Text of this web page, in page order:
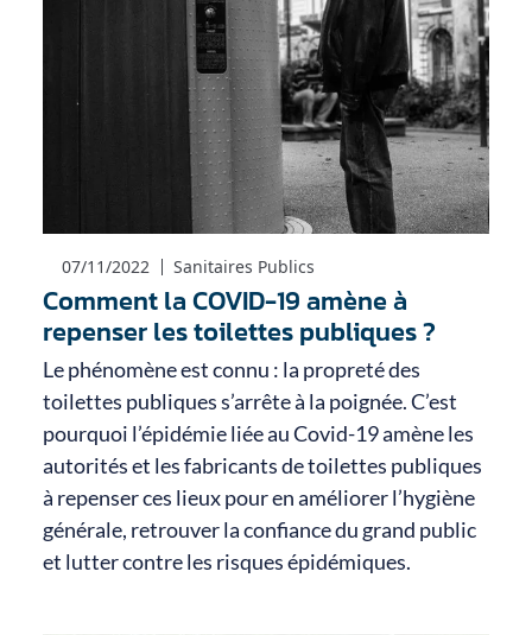
07/11/2022 Sanitaires Publics
Comment la COVID-19 amène à
repenser les toilettes publiques ?
Le phénomène est connu : la propreté des
toilettes publiques s’arrête à la poignée. C’est
pourquoi l’épidémie liée au Covid-19 amène les
autorités et les fabricants de toilettes publiques
à repenser ces lieux pour en améliorer l’hygiène
générale, retrouver la confiance du grand public
et lutter contre les risques épidémiques.